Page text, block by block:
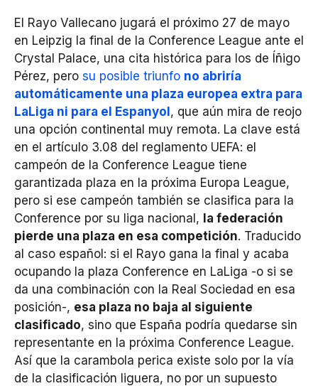
El Rayo Vallecano jugará el próximo 27 de mayo
en Leipzig la final de la Conference League ante el
Crystal Palace, una cita histórica para los de Íñigo
Pérez, pero su posible triunfo no abriría
automáticamente una plaza europea extra para
LaLiga ni para el Espanyol, que aún mira de reojo
una opción continental muy remota. La clave está
en el artículo 3.08 del reglamento UEFA: el
campeón de la Conference League tiene
garantizada plaza en la próxima Europa League,
pero si ese campeón también se clasifica para la
Conference por su liga nacional, la federación
pierde una plaza en esa competición. Traducido
al caso español: si el Rayo gana la final y acaba
ocupando la plaza Conference en LaLiga -o si se
da una combinación con la Real Sociedad en esa
posición-, esa plaza no baja al siguiente
clasificado, sino que España podría quedarse sin
representante en la próxima Conference League.
Así que la carambola perica existe solo por la vía
de la clasificación liguera, no por un supuesto